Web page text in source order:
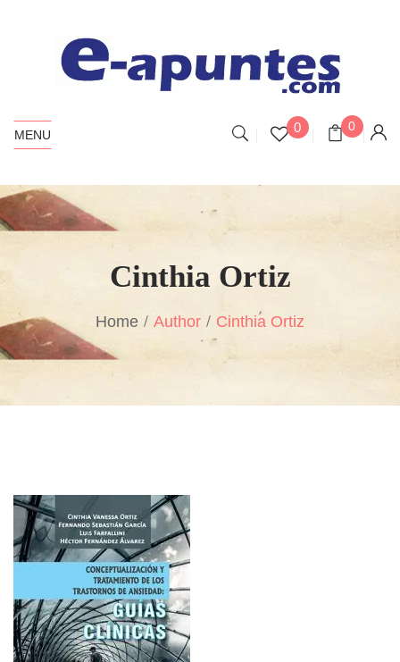
MENU 0 0
Cinthia Ortiz
Home Author Cinthia Ortiz